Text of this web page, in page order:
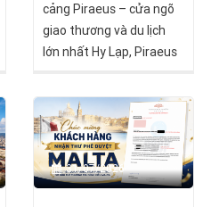
cảng Piraeus – cửa ngõ
giao thương và du lịch
lớn nhất Hy Lạp, Piraeus
những dự án nổi bật
hướng đến nhóm nhà
đầu tư tìm kiếm giá trị
bền vững mà BSOP sẽ
chính thức mở bán trong
31/07/2026